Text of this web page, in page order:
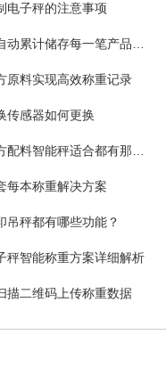
电子秤的注意事项
原料实现高效称重记录
传感器如何更换
每本称重解决方案
吊秤都有哪些功能？
秤智能称重方案详细解析
描二维码上传称重数据